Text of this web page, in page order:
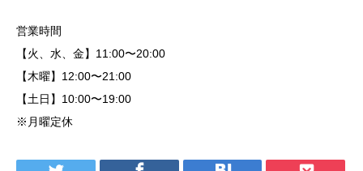
営業時間
【火、水、金】11:00〜20:00
【木曜】12:00〜21:00
【土日】10:00〜19:00
※月曜定休